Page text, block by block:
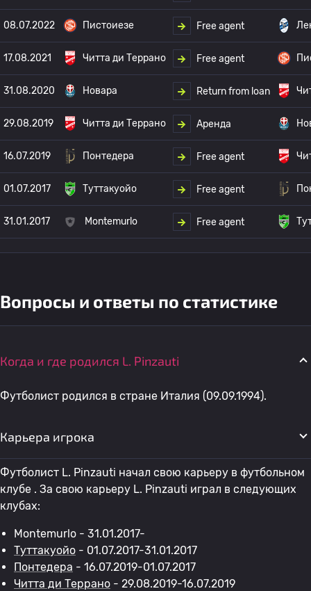
08.07.2022 Пистоиезе Free agent
17.08.2021 Читта ди Террано Free agent
31.08.2020 Новара Return from loan
29.08.2019 Читта ди Террано Аренда
16.07.2019 Понтедера Free agent
01.07.2017 Туттакуойо Free agent
31.01.2017 Montemurlo Free agent
Вопросы и ответы по статистике
Когда и где родился L. Pinzauti
Футболист родился в стране Италия (09.09.1994).
Карьера игрока
Футболист L. Pinzauti начал свою карьеру в футбольном
клубе . За свою карьеру L. Pinzauti играл в следующих
клубах:
Montemurlo - 31.01.2017-
Туттакуойо - 01.07.2017-31.01.2017
Понтедера - 16.07.2019-01.07.2017
Читта ди Террано - 29.08.2019-16.07.2019